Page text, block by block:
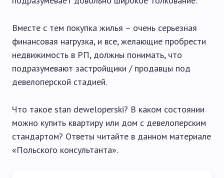
Вместе с тем покупка жилья – очень серьезная
финансовая нагрузка, и все, желающие пробрести
недвижимость в РП, должны понимать, что
подразумевают застройщики / продавцы под
девелоперской стадией.
Что такое stan deweloperski? В каком состоянии
можно купить квартиру или дом с девелоперским
стандартом? Ответы читайте в данном материале
«Польского консультанта».